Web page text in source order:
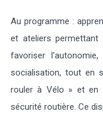
Au programme :
et ateliers permettant
favoriser
socialisation, tout en
rouler à Vélo » et en
sécurité routière. Ce